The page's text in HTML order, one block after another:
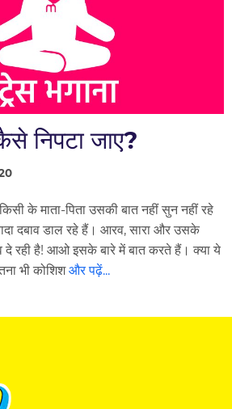
निपटा जाए?
के माता-पिता उसकी बात नहीं सुन नहीं रहे
दबाव डाल रहे हैं। आरव, सारा और उसके
दे रही है! आओ इसके बारे में बात करते हैं। क्या ये
भी कोशिशऔर पढ़ें...